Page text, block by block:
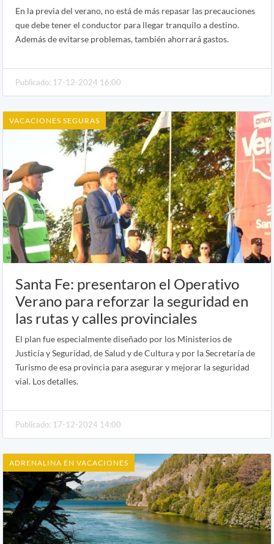
En la previa del verano, no está de más repasar las precauciones
que debe tener el conductor para llegar tranquilo a destino.
Además de evitarse problemas, también ahorrará gastos.
Publicado: 17-12-2024 16:00
VACACIONES SEGURAS
Santa Fe: presentaron el Operativo
Verano para reforzar la seguridad en
las rutas y calles provinciales
El plan fue especialmente diseñado por los Ministerios de
Justicia y Seguridad, de Salud y de Cultura y por la Secretaría de
Turismo de esa provincia para asegurar y mejorar la seguridad
vial. Los detalles.
Publicado: 17-12-2024 14:00
ADRENALINA EN VACACIONES